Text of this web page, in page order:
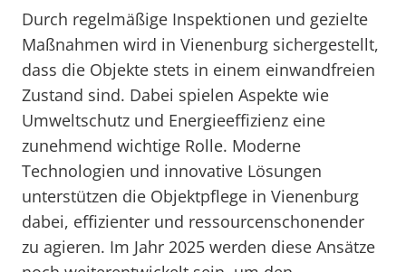
Durch regelmäßige Inspektionen und gezielte
Maßnahmen wird in Vienenburg sichergestellt,
dass die Objekte stets in einem einwandfreien
Zustand sind. Dabei spielen Aspekte wie
Umweltschutz und Energieeffizienz eine
zunehmend wichtige Rolle. Moderne
Technologien und innovative Lösungen
unterstützen die Objektpflege in Vienenburg
dabei, effizienter und ressourcenschonender
zu agieren. Im Jahr 2025 werden diese Ansätze